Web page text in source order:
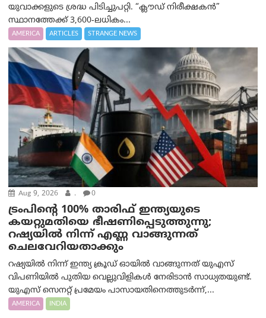
യുവാക്കളുടെ ശ്രദ്ധ പിടിച്ചുപറ്റി. “ക്ലൗഡ് നിരീക്ഷകൻ”
സ്ഥാനത്തേക്ക് 3,600-ലധികം...
AMERICA ARTICLES STRANGE NEWS
Aug 9, 2026 . 0
ട്രം‌പിന്റെ 100% താരിഫ് ഇന്ത്യയുടെ
കയറ്റുമതിയെ ഭീഷണിപ്പെടുത്തുന്നു;
റഷ്യയിൽ നിന്ന് എണ്ണ വാങ്ങുന്നത്
ചെലവേറിയതാക്കും
റഷ്യയിൽ നിന്ന് ഇന്ത്യ ക്രൂഡ് ഓയിൽ വാങ്ങുന്നത് യുഎസ്
വിപണിയിൽ പുതിയ വെല്ലുവിളികൾ നേരിടാൻ സാധ്യതയുണ്ട്.
യുഎസ് സെനറ്റ് പ്രമേയം പാസായതിനെത്തുടർന്ന്,...
AMERICA INDIA